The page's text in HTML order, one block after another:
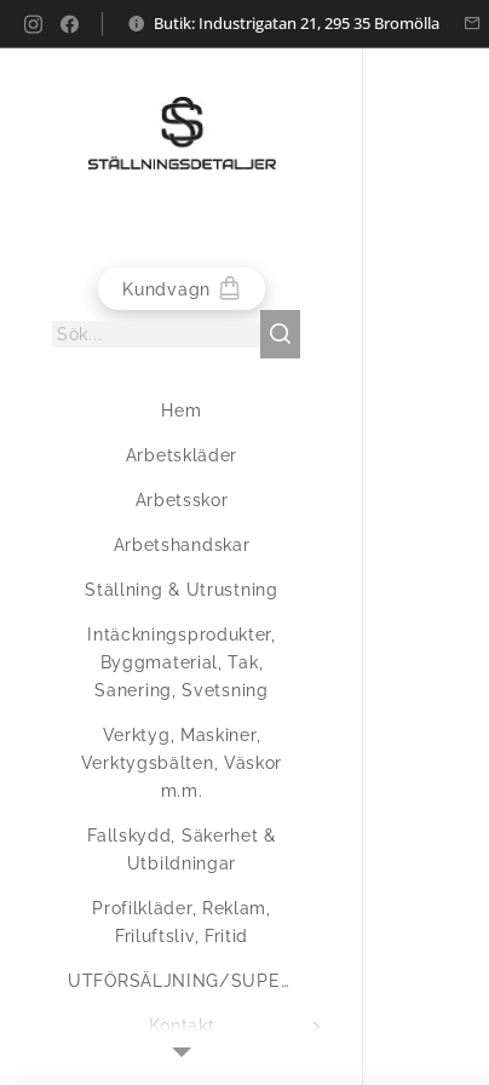
Butik: Industrigatan 21, 295 35 Bromölla
Kundvagn
Hem
Arbetskläder
Arbetsskor
Arbetshandskar
Ställning & Utrustning
Intäckningsprodukter,
Byggmaterial, Tak,
Sanering, Svetsning
Verktyg, Maskiner,
Verktygsbälten, Väskor
m.m.
Fallskydd, Säkerhet &
Utbildningar
Profilkläder, Reklam,
Friluftsliv, Fritid
UTFÖRSÄLJNING/SUPERERBJUDANDEN
Kontakt